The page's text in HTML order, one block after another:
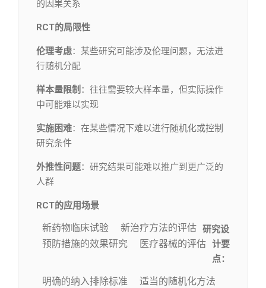
的因果关系
RCT的局限性
伦理考虑：某些研究可能涉及伦理问题，无法进
行随机分配
样本量限制 ：往往需要较大样本量，但实际操作
中可能难以实现
实施困难：在某些情况下难以进行随机化或控制
研究条件
外推性问题：研究结果可能难以推广到更广泛的
人群
RCT的应用场景
新药物临床试验
新治疗方法的评估
预防措施的效果研究
医疗器械的评估
研究设
计要
点：
明确的纳入排除标准
适当的随机化方法